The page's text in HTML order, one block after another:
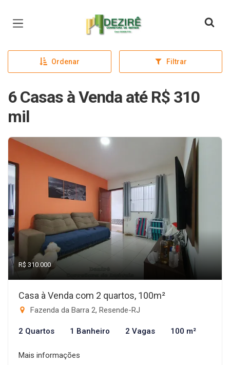
Página inicial
Ordenar Filtrar
6 Casas à Venda até R$ 310
mil
R$ 310.000
Casa à Venda com 2 quartos, 100m²
Fazenda da Barra 2, Resende-RJ
2 Quartos 1 Banheiro 2 Vagas 100 m²
Mais informações